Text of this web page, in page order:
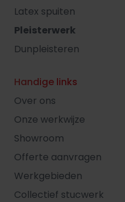
Latex spuiten
Pleisterwerk
Dunpleisteren
Handige links
Over ons
Onze werkwijze
Showroom
Offerte aanvragen
Werkgebieden
Collectief stucwerk